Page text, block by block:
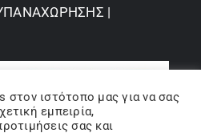
|
στον ιστότοπo μας για να σας
εμπειρία,
σας και